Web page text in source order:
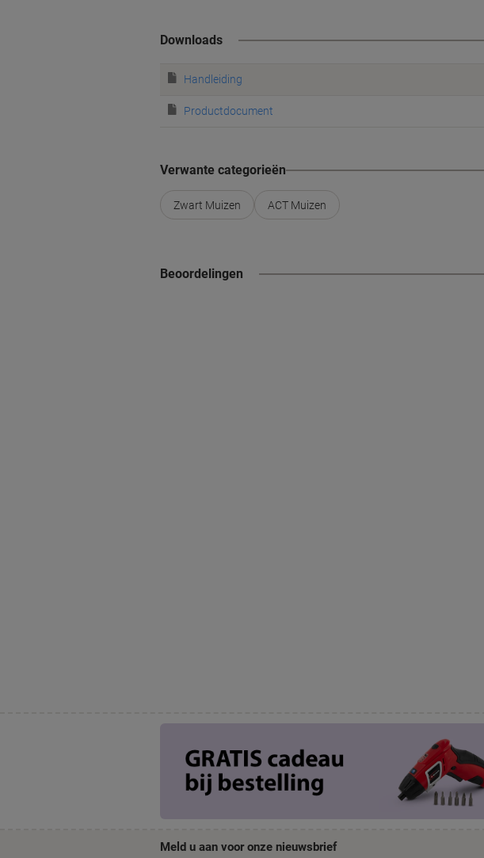
Downloads
Handleiding
Productdocument
Verwante categorieën
Zwart Muizen ACT Muizen
Beoordelingen